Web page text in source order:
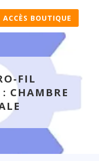
ACCÈS BOUTIQUE
FIL
CHAMBRE